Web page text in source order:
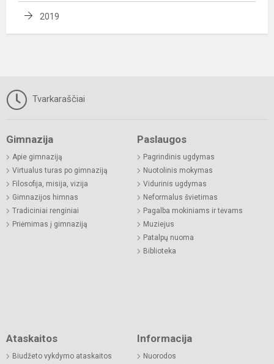
2019
Tvarkaraščiai
Gimnazija
Apie gimnaziją
Virtualus turas po gimnaziją
Filosofija, misija, vizija
Gimnazijos himnas
Tradiciniai renginiai
Priėmimas į gimnaziją
Paslaugos
Pagrindinis ugdymas
Nuotolinis mokymas
Vidurinis ugdymas
Neformalus švietimas
Pagalba mokiniams ir tėvams
Muziejus
Patalpų nuoma
Biblioteka
Ataskaitos
Biudžeto vykdymo ataskaitos
Informacija
Nuorodos